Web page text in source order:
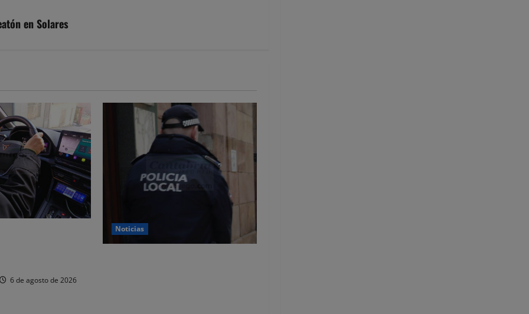
en Solares
6 de agosto de 2026
Noticias